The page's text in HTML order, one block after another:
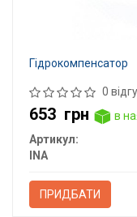
Гідрокомпенсатор
0
653 грн
в
Артикул:
INA
ПРИДБАТИ